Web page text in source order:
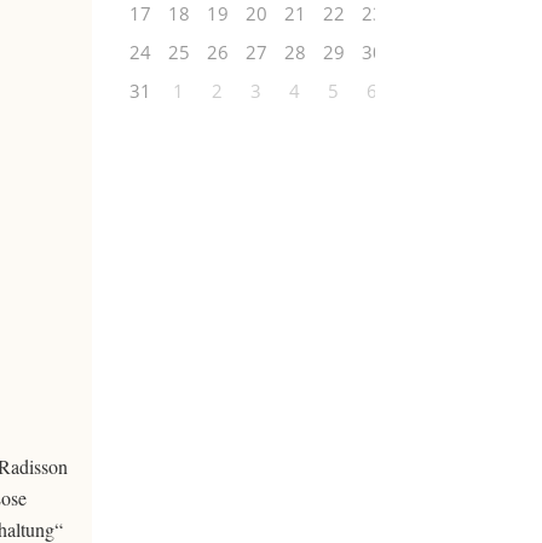
17
18 19 20 21 22
23
24
25 26 27 28 29
30
31
1 2 3 4 5 6